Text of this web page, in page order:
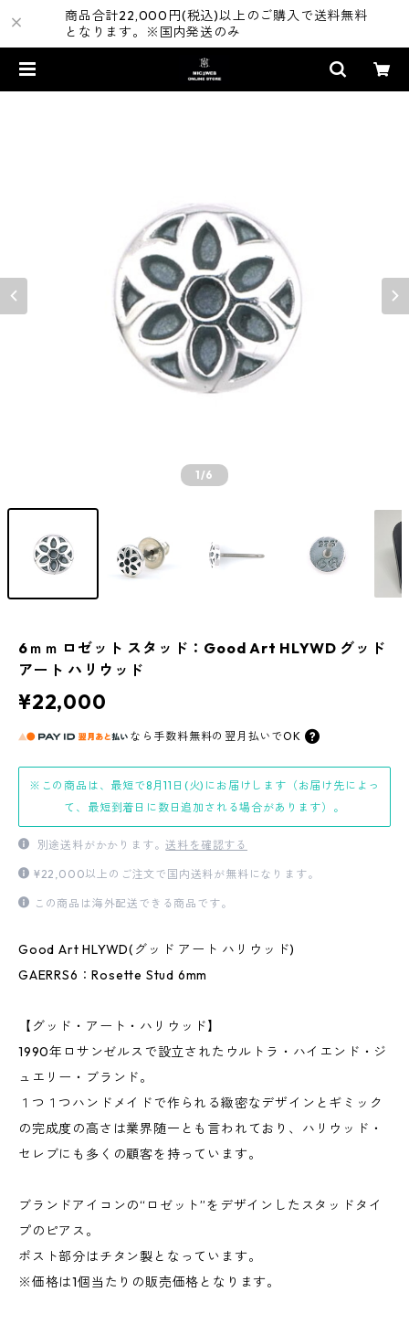
商品合計22,000円(税込)以上のご購入で送料無料
となります。※国内発送のみ
1/6
6ｍｍ ロゼット スタッド：Good Art HLYWD グッド
アート ハリウッド
¥22,000
なら 手数料無料の 翌月払いでOK
※この商品は、最短で8月11日(火)にお届けします（お届け先によっ
て、最短到着日に数日追加される場合があります）。
別途送料がかかります。送料を確認する
¥22,000以上のご注文で国内送料が無料になります。
この商品は海外配送できる商品です。
Good Art HLYWD(グッド アート ハリウッド)
GAERRS6：Rosette Stud 6mm
【グッド・アート・ハリウッド】
1990年ロサンゼルスで設立されたウルトラ・ハイエンド・ジ
ュエリー・ブランド。
１つ１つハンドメイドで作られる緻密なデザインとギミック
の完成度の高さは業界随一とも言われており、ハリウッド・
セレブにも多くの顧客を持っています。
ブランドアイコンの“ロゼット”をデザインしたスタッドタイ
プのピアス。
ポスト部分はチタン製となっています。
※価格は1個当たりの販売価格となります。